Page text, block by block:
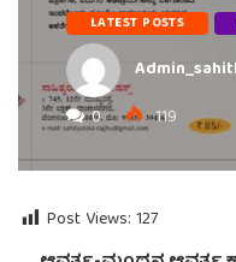
LATEST POSTS
0
119
Post Views: 127